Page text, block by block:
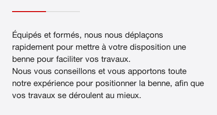
Équipés et formés, nous nous déplaçons
rapidement pour mettre à votre disposition une
benne pour faciliter vos travaux.
Nous vous conseillons et vous apportons toute
notre expérience pour positionner la benne, afin que
vos travaux se déroulent au mieux.